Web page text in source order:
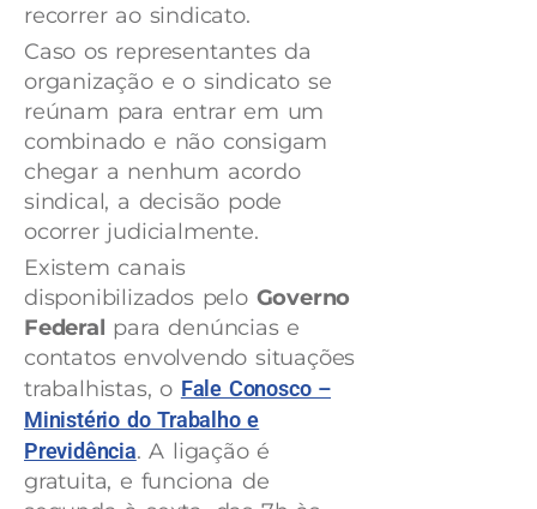
recorrer ao sindicato.
Caso os representantes da
organização e o sindicato se
reúnam para entrar em um
combinado e não consigam
chegar a nenhum acordo
sindical, a decisão pode
ocorrer judicialmente.
Existem canais
disponibilizados pelo Governo
Federal para denúncias e
contatos envolvendo situações
trabalhistas, o Fale Conosco –
Ministério do Trabalho e
Previdência. A ligação é
gratuita, e funciona de